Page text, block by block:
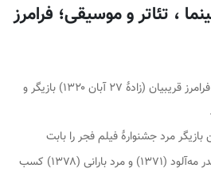
آبان سینما ، تئاتر و موسیقی؛ فرامرز
فرامرز قریبیان (زادهٔ ۲۷ آبان ۱۳۲۰) بازیگر و
مرد جشنوارهٔ فیلم فجر را بابت
مه‌آلود (۱۳۷۱) و مرد بارانی
(۱۳۷۸) کسب